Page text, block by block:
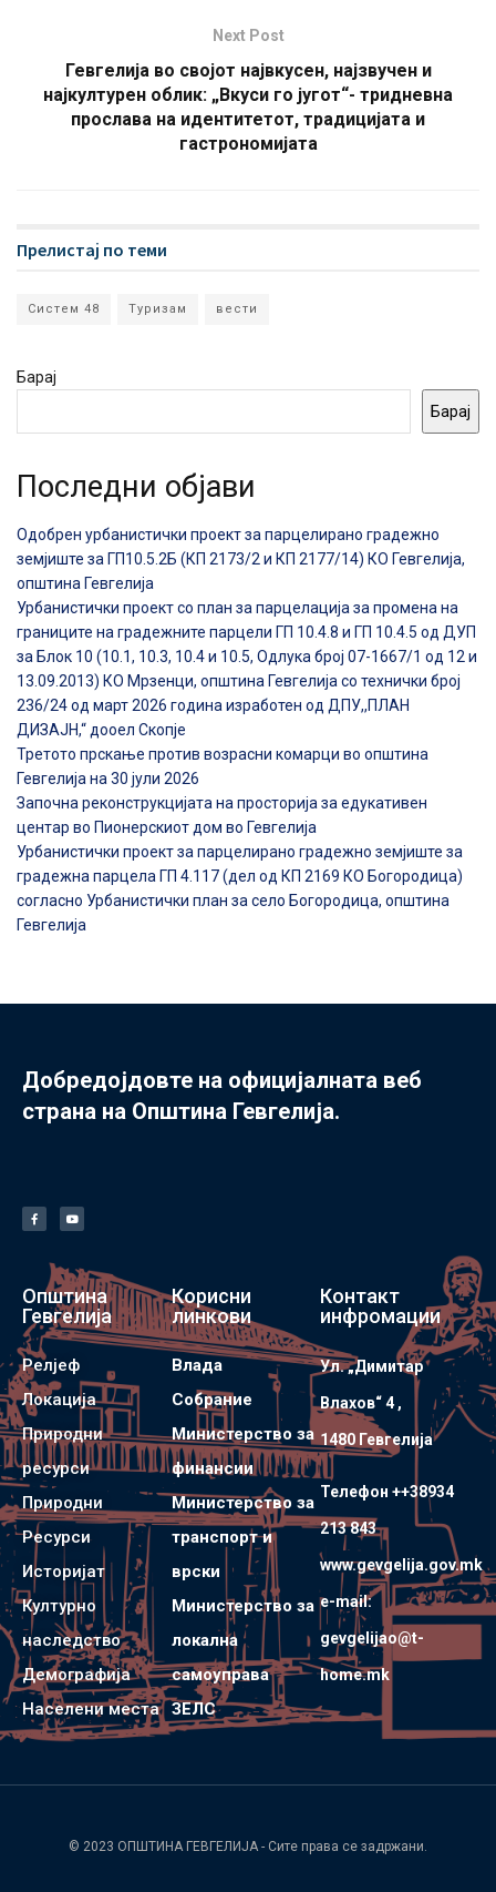
Next Post
Гевгелија во својот највкусен, најзвучен и
најкултурен облик: „Вкуси го југот“- тридневна
прослава на идентитетот, традицијата и
гастрономијата
Прелистај по теми
Систем 48 Туризам вести
Барај
Барај
Последни објави
Одобрен урбанистички проект за парцелирано градежно
земјиште за ГП10.5.2Б (КП 2173/2 и КП 2177/14) КО Гевгелија,
општина Гевгелија
Урбанистички проект со план за парцелација за промена на
границите на градежните парцели ГП 10.4.8 и ГП 10.4.5 од ДУП
за Блок 10 (10.1, 10.3, 10.4 и 10.5, Одлука број 07-1667/1 од 12 и
13.09.2013) КО Мрзенци, општина Гевгелија со технички број
236/24 од март 2026 година изработен од ДПУ,,ПЛАН
ДИЗАЈН,“ дооел Скопје
Третото прскање против возрасни комарци во општина
Гевгелија на 30 јули 2026
Започна реконструкцијата на просторија за едукативен
центар во Пионерскиот дом во Гевгелија
Урбанистички проект за парцелирано градежно земјиште за
градежна парцела ГП 4.117 (дел од КП 2169 КО Богородица)
согласно Урбанистички план за село Богородица, општина
Гевгелија
Добредојдовте на официјалната веб
страна на Општина Гевгелија.
Општина
Гевгелија
Релјеф
Локација
Природни
ресурси
Природни
Ресурси
Историјат
Културно
наследство
Демографија
Населени места
Корисни
линкови
Влада
Собрание
Министерство за
финансии
Министерство за
транспорт и
врски
Министерство за
локална
самоуправа
ЗЕЛС
Контакт
инфромации
Ул. „Димитар
Влахов“ 4 ,
1480 Гевгелијa
Телефон ++38934
213 843
www.gevgelija.gov.mk
e-mail:
gevgelijao@t-
home.mk
© 2023 ОПШТИНА ГЕВГЕЛИЈА - Сите права се задржани.